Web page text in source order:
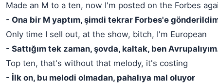
Made an M to a ten, now I'm posted on the Forbes
- Ona bir M yaptım, şimdi tekrar Forbes'e
Only time I sell out, at the show, bitch, I'm European
- Sattığım tek zaman, şovda, kaltak, ben
Top ten, that's without that melody, it's costing
- İlk on, bu melodi olmadan, pahalıya mal oluyor